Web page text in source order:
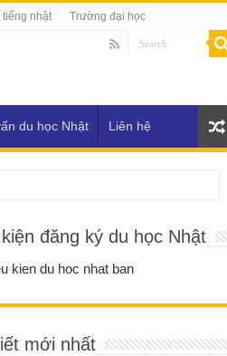
nhật Trường đại học
du học Nhật Liên hệ
đăng ký du học Nhật
mới nhất